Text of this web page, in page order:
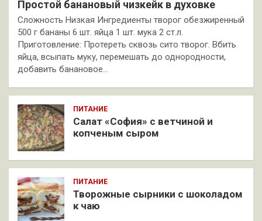
Простой банановый чизкейк в духовке
Сложность Низкая Ингредиенты творог обезжиренный
500 г бананы 6 шт. яйца 1 шт. мука 2 ст.л.
Приготовление: Протереть сквозь сито творог. Вбить
яйца, всыпать муку, перемешать до однородности,
добавить банановое…
ПИТАНИЕ
Салат «София» с ветчиной и
копченым сыром
ПИТАНИЕ
Творожные сырники с шоколадом
к чаю